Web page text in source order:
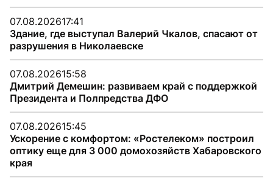
07.08.202617:41
Здание, где выступал Валерий Чкалов, спасают от
разрушения в Николаевске
07.08.202615:58
Дмитрий Демешин: развиваем край с поддержкой
Президента и Полпредства ДФО
07.08.202615:45
Ускорение с комфортом: «Ростелеком» построил
оптику еще для 3 000 домохозяйств Хабаровского
края